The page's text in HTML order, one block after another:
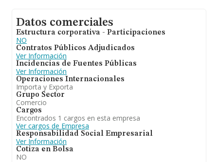
Datos comerciales
Estructura corporativa - Participaciones
NO
Contratos Públicos Adjudicados
Ver Información
Incidencias de Fuentes Públicas
Ver Información
Operaciones Internacionales
Importa y Exporta
Grupo Sector
Comercio
Cargos
Encontrados 1 cargos en esta empresa
Ver cargos de Empresa
Responsabilidad Social Empresarial
Ver Información
Cotiza en Bolsa
NO